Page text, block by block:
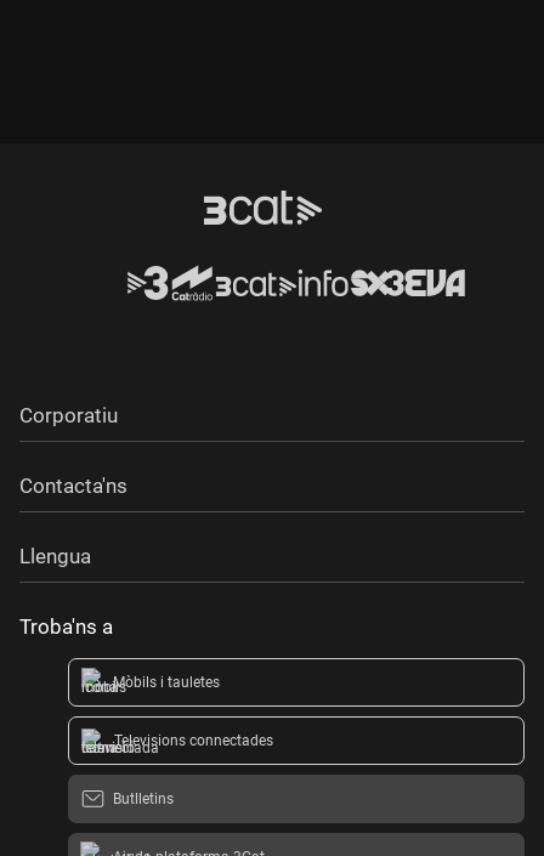
Corporatiu
Contacta'ns
Llengua
Troba'ns a
Mòbils i tauletes
Televisions connectades
Butlletins